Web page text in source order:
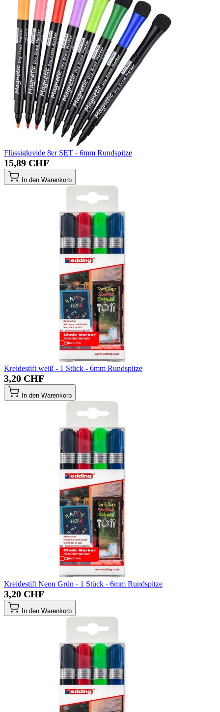
Flüssigkreide 8er SET - 6mm Rundspitze
15,89 CHF
In den Warenkorb
Kreidestift weiß - 1 Stück - 6mm Rundspitze
3,20 CHF
In den Warenkorb
Kreidestift Neon Grün - 1 Stück - 6mm Rundspitze
3,20 CHF
In den Warenkorb